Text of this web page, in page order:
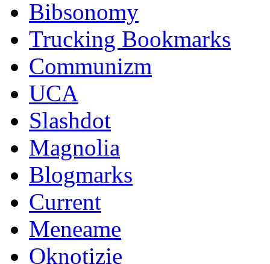
Bibsonomy
Trucking Bookmarks
Communizm
UCA
Slashdot
Magnolia
Blogmarks
Current
Meneame
Oknotizie